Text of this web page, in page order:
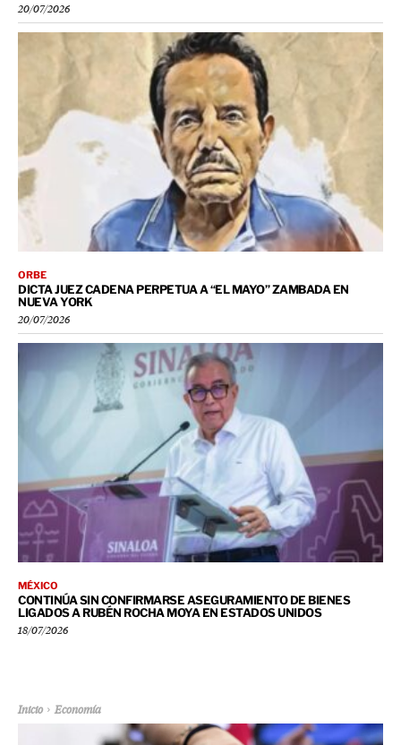
20/07/2026
ORBE
DICTA JUEZ CADENA PERPETUA A “EL MAYO” ZAMBADA EN
NUEVA YORK
20/07/2026
MÉXICO
CONTINÚA SIN CONFIRMARSE ASEGURAMIENTO DE BIENES
LIGADOS A RUBÉN ROCHA MOYA EN ESTADOS UNIDOS
18/07/2026